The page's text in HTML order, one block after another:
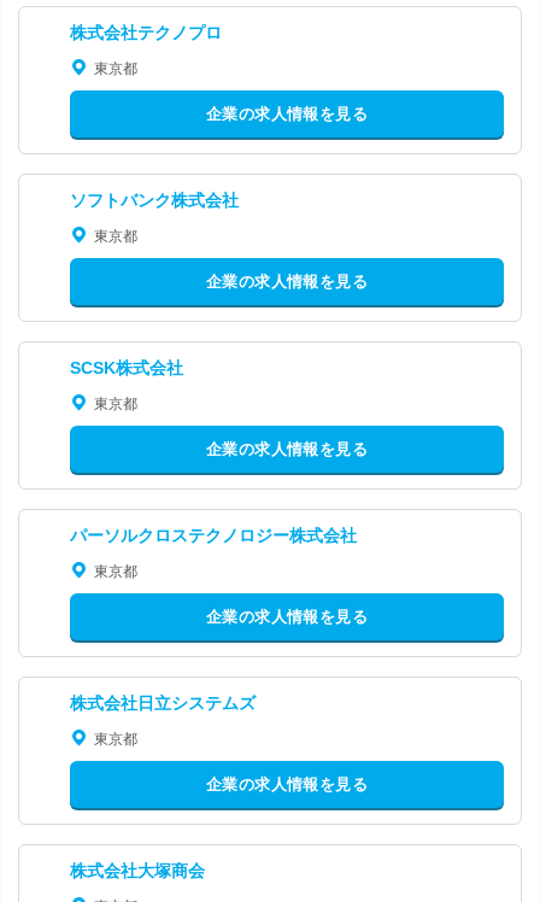
株式会社テクノプロ
東京都
企業の求人情報を見る
ソフトバンク株式会社
東京都
企業の求人情報を見る
SCSK株式会社
東京都
企業の求人情報を見る
パーソルクロステクノロジー株式会社
東京都
企業の求人情報を見る
株式会社日立システムズ
東京都
企業の求人情報を見る
株式会社大塚商会